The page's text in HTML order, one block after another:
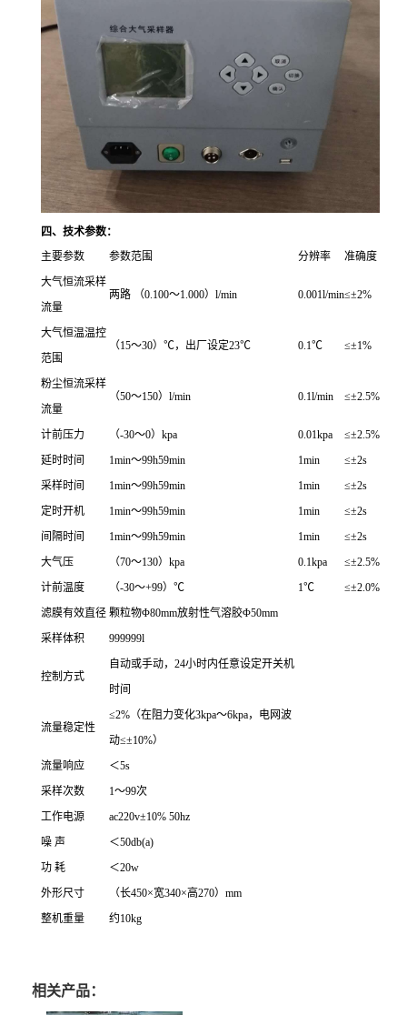
四、技术参数：
主要参数
参数范围 分辨率
准确度
大气恒流采样
流量
两路 （0.100～1.000）l/min 0.001l/min≤±2%
大气恒温温控
范围
（15～30）℃，出厂设定23℃ 0.1℃ ≤±1%
粉尘恒流采样
流量
（50～150）l/min 0.1l/min ≤±2.5%
计前压力 （-30～0）kpa 0.01kpa
≤±2.5%
延时时间
1min～99h59min 1min
≤±2s
采样时间
1min～99h59min 1min
≤±2s
定时开机
1min～99h59min 1min
≤±2s
间隔时间
1min～99h59min 1min
≤±2s
大气压
（70～130）kpa 0.1kpa
≤±2.5%
计前温度
（-30～+99）℃ 1℃
≤±2.0%
滤膜有效直径 颗粒物Φ80mm放射性气溶胶Φ50mm
采样体积
999999l
控制方式
自动或手动，24小时内任意设定开关机
时间
流量稳定性
≤2% （在阻力变化3kpa～6kpa，电网波
动≤±10%）
流量响应
＜5s
采样次数
1～99次
工作电源
ac220v±10% 50hz
噪 声
＜50db(a)
功 耗
＜20w
外形尺寸
（长450×宽340×高270）mm
整机重量
约10kg
相关产品：